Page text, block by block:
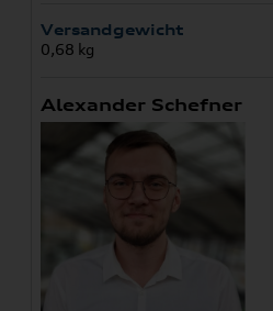
Versandgewicht
0,68 kg
Alexander Schefner